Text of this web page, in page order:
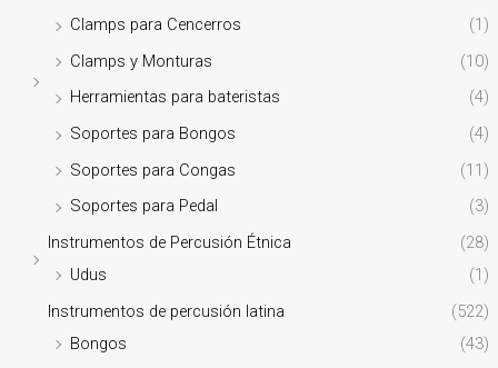
Clamps para Cencerros
(1)
Clamps y Monturas
(10)
Herramientas para bateristas
(4)
Soportes para Bongos
(4)
Soportes para Congas
(11)
Soportes para Pedal
(3)
Instrumentos de Percusión Étnica
(28)
Udus
(1)
Instrumentos de percusión latina
(522)
Bongos
(43)